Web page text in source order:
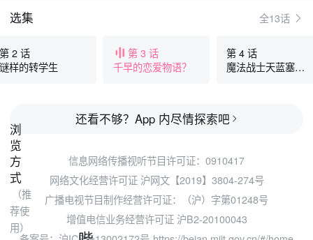
欲望，使他们变成失去理智的怪物。为
避免更大的灾难发生，Evergreen世界
战士。他接着遇上了个高中女生（柊ち
はや），并协助她变身成卡门战士。接
选集 全13话
第 2 话
谜样的转学生
第 3 话
千早的恋爱物语？
第 4 话
魔法战士天蓝塞尔
还看不够？App 内尽情探索吧
信息网络传播视听节目许可证：0910417
网络文化经营许可证 沪网文【2019】3804-274号
广播电视节目制作经营许可证：（沪）字第01248号
增值电信业务经营许可证 沪B2-20100043
浏
览
方
式
（推
荐使
用）